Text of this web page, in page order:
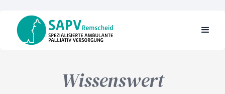
Wissenswert